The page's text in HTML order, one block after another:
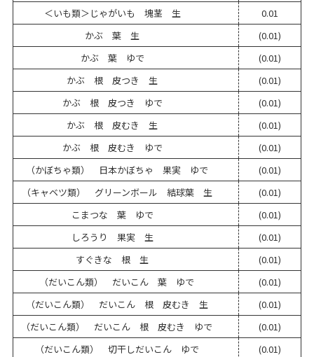
＜いも類＞じゃがいも 塊茎 生
0.01
かぶ 葉 生
(0.01)
かぶ 葉 ゆで
(0.01)
かぶ 根 皮つき 生
(0.01)
かぶ 根 皮つき ゆで
(0.01)
かぶ 根 皮むき 生
(0.01)
かぶ 根 皮むき ゆで
(0.01)
（かぼちゃ類） 日本かぼちゃ 果実 ゆで
(0.01)
（キャベツ類） グリーンボール 結球葉 生
(0.01)
こまつな 葉 ゆで
(0.01)
しろうり 果実 生
(0.01)
すぐきな 根 生
(0.01)
（だいこん類） だいこん 葉 ゆで
(0.01)
（だいこん類） だいこん 根 皮むき 生
(0.01)
（だいこん類） だいこん 根 皮むき ゆで
(0.01)
（だいこん類） 切干しだいこん ゆで
(0.01)